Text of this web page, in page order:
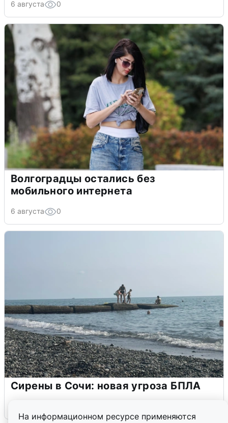
На информационном ресурсе применяются
6 августа 0
Волгоградцы остались без
мобильного интернета
6 августа 0
Сирены в Сочи: новая угроза БПЛА